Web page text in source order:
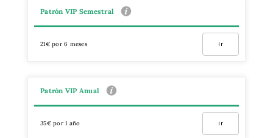
Patrón VIP Semestral
21€ por 6 meses Ir
Patrón VIP Anual
35€ por 1 año Ir